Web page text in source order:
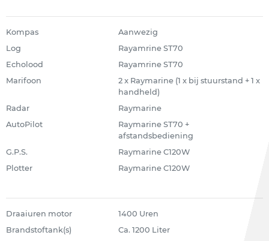
Kompas
Aanwezig
Log
Rayamrine ST70
Echolood
Rayamrine ST70
Marifoon
2 x Raymarine (1 x bij stuurstand + 1 x
handheld)
Radar
Raymarine
AutoPilot
Raymarine ST70 +
afstandsbediening
G.P.S.
Raymarine C120W
Plotter
Raymarine C120W
Draaiuren motor
1400 Uren
Brandstoftank(s)
Ca. 1200 Liter